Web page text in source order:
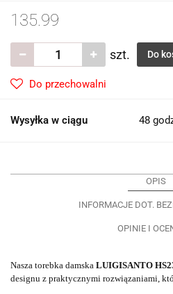
135.99
szt. Do
Do przechowalni
Wysyłka w ciągu 48
OPIS
INFORMACJE DOT.
OPINIE I
Nasza torebka damska LUIGISANTO
designu z praktycznymi rozwiązaniami,